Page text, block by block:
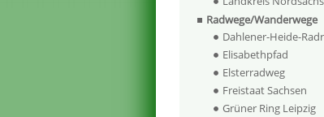
Radwege/Wanderwege
Dahlener-Heide-
Elisabethpfad
Elsterradweg
Freistaat Sachsen
Grüner Ring Leipzig